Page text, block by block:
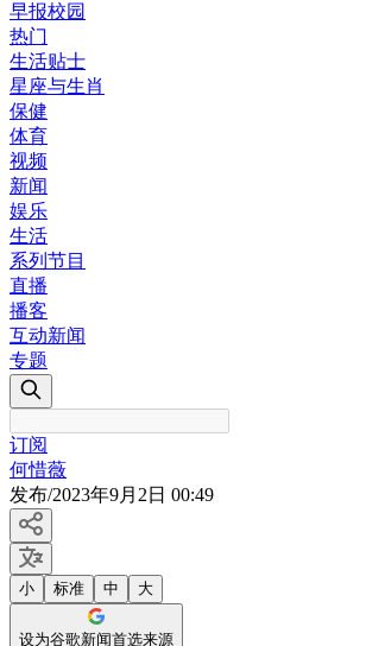
早报校园
热门
生活贴士
星座与生肖
保健
体育
视频
新闻
娱乐
生活
系列节目
直播
播客
互动新闻
专题
订阅
何惜薇
发布/2023年9月2日 00:49
小 标准 中 大
设为谷歌新闻首选来源